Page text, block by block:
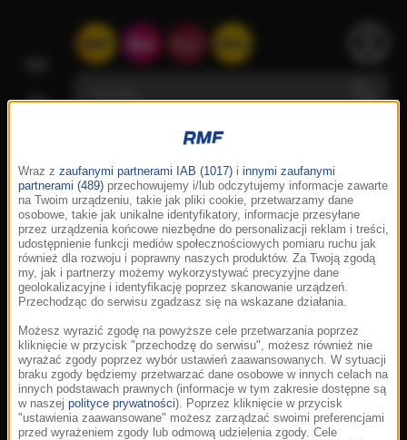
Wraz z zaufanymi partnerami IAB (1017) i innymi zaufanymi
partnerami (489) przechowujemy i/lub odczytujemy informacje zawarte
na Twoim urządzeniu, takie jak pliki cookie, przetwarzamy dane
osobowe, takie jak unikalne identyfikatory, informacje przesyłane
przez urządzenia końcowe niezbędne do personalizacji reklam i treści,
udostępnienie funkcji mediów społecznościowych pomiaru ruchu jak
również dla rozwoju i poprawny naszych produktów. Za Twoją zgodą
my, jak i partnerzy możemy wykorzystywać precyzyjne dane
geolokalizacyjne i identyfikację poprzez skanowanie urządzeń.
Przechodząc do serwisu zgadzasz się na wskazane działania.
Możesz wyrazić zgodę na powyższe cele przetwarzania poprzez
kliknięcie w przycisk "przechodzę do serwisu", możesz również nie
wyrażać zgody poprzez wybór ustawień zaawansowanych. W sytuacji
braku zgody będziemy przetwarzać dane osobowe w innych celach na
innych podstawach prawnych (informacje w tym zakresie dostępne są
w naszej polityce prywatności). Poprzez kliknięcie w przycisk
"ustawienia zaawansowane" możesz zarządzać swoimi preferencjami
przed wyrażeniem zgody lub odmową udzielenia zgody. Cele